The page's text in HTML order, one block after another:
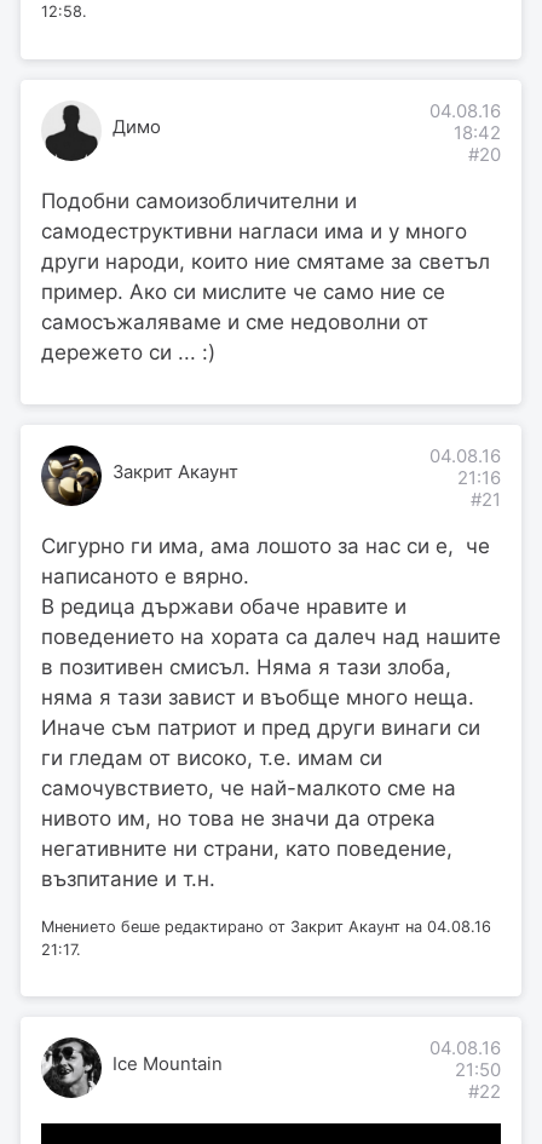
12:58.
Димо
04.08.16
18:42
#20
Подобни самоизобличителни и
самодеструктивни нагласи има и у много
други народи, които ние смятаме за светъл
пример. Ако си мислите че само ние се
самосъжаляваме и сме недоволни от
дережето си ... :)
Закрит Акаунт
04.08.16
21:16
#21
Сигурно ги има, ама лошото за нас си е, че
написаното е вярно.
В редица държави обаче нравите и
поведението на хората са далеч над нашите
в позитивен смисъл. Няма я тази злоба,
няма я тази завист и въобще много неща.
Иначе съм патриот и пред други винаги си
ги гледам от високо, т.е. имам си
самочувствието, че най-малкото сме на
нивото им, но това не значи да отрека
негативните ни страни, като поведение,
възпитание и т.н.
Мнението беше редактирано от Закрит Акаунт на 04.08.16
21:17.
Ice Mountain
04.08.16
21:50
#22